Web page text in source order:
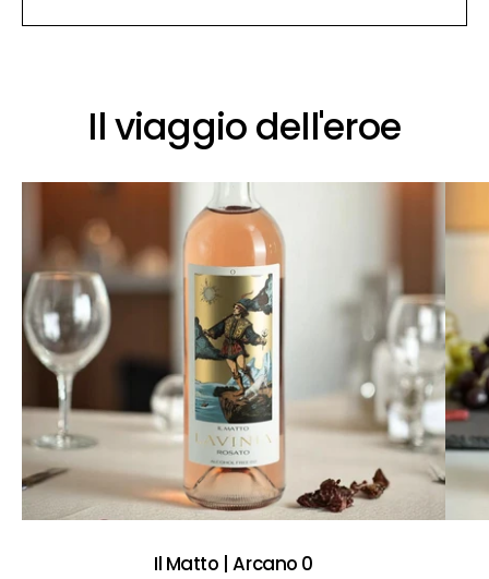
Il viaggio dell'eroe
Il Matto | Arcano 0